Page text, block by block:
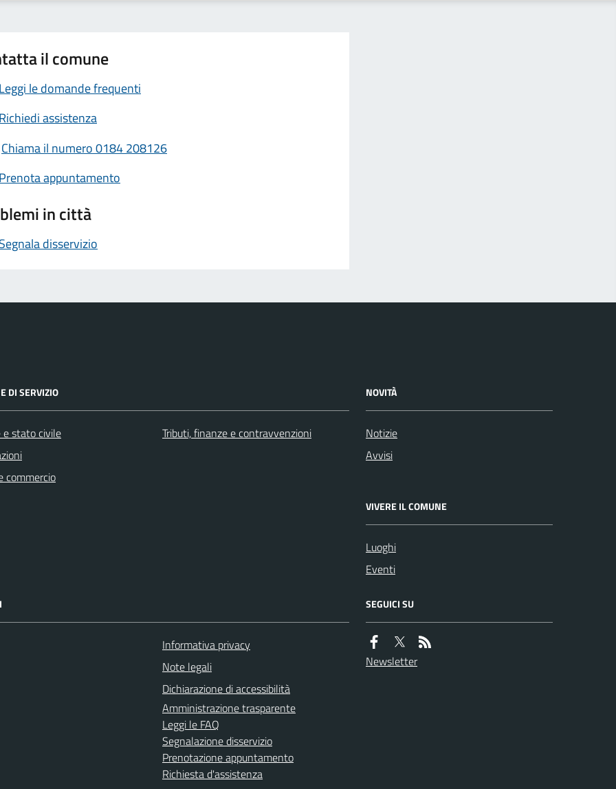
il comune
le domande frequenti
assistenza
Chiama il numero 0184 208126
appuntamento
in città
disservizio
DI SERVIZIO
e stato civile
commercio
Tributi, finanze e contravvenzioni
NOVITÀ
Notizie
Avvisi
VIVERE IL COMUNE
Luoghi
Eventi
Informativa privacy
Note legali
Dichiarazione di accessibilità
Amministrazione trasparente
Leggi le FAQ
Segnalazione disservizio
Prenotazione appuntamento
Richiesta d'assistenza
SEGUICI SU
Newsletter